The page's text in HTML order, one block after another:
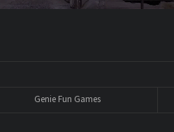
Genie Fun Games